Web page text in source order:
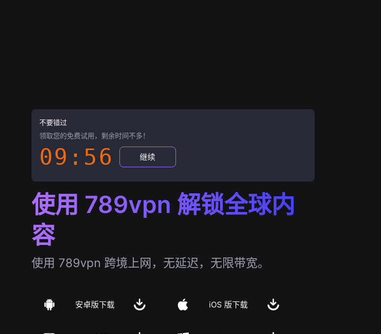
不要错过
领取您的免费试用，剩余时间不多！
09:55 继续
使用 789vpn 解锁全球内
容
使用 789vpn 跨境上网，无延迟，无限带宽。
安卓版下载 iOS 版下载